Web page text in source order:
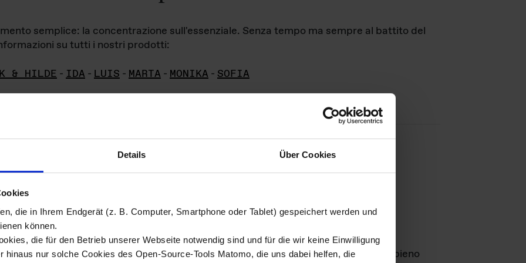
Details Über Cookies
die in Ihrem Endgerät (z. B. Computer, Smartphone oder Tablet) gespeichert werden und
können.
die für den Betrieb unserer Webseite notwendig sind und für die wir keine Einwilligung
hinaus nur solche Cookies des Open-Source-Tools Matomo, die uns dabei helfen, die
semplice: la concentrazione sull'essenziale. Senza tempo ma sempre al battito del
su tutti i nostri prodotti:
& HILDE - IDA - LUIS - MARTA - MONIKA - SOFIA
di immagini
materiale fotografico sono detenuti daDas ganze LebenGmbH e rimangono in pieno